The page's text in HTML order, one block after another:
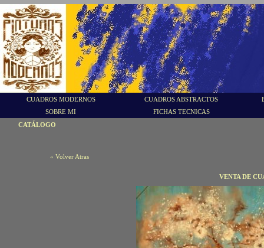
CUADROS MODERNOS CUADROS ABSTRACTOS
SOBRE MI
FICHAS TECNICAS
CATÁLOGO
« Volver Atras
VENTA DE